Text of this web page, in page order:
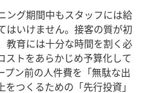
ング期間中もスタッフには給
はいけません。接客の質が初
教育には十分な時間を割く必
ストをあらかじめ予算化して
プン前の人件費を「無駄な出
つくるための「先行投資」